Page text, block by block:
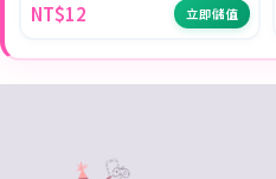
NT$12 立即儲值